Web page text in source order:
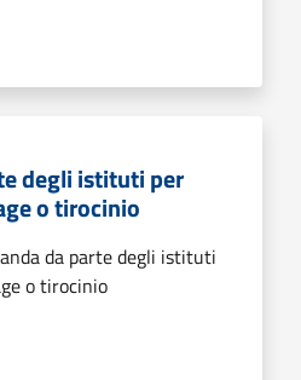
degli istituti per
o tirocinio
da parte degli istituti
o tirocinio